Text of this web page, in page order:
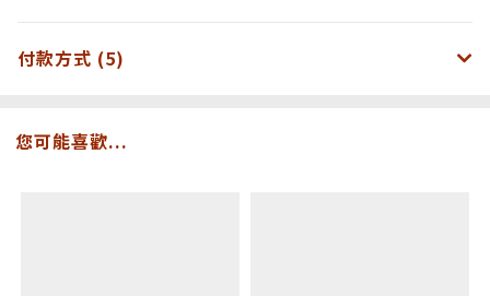
付款方式 (5)
您可能喜歡...